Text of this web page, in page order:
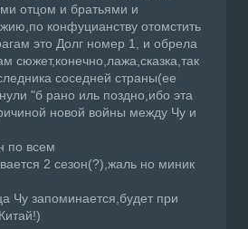
отцом и братьями и
конфуцианству отомстить
это Долг номер 1, и обрела
сюжет,конечно,лажа,сказка,так
соседней страны(ее
"б рано иль поздно,ибо эта
новой войны между Чу и
по всем
2 сезон(?),жаль но миник
Чу запоминается,будет при